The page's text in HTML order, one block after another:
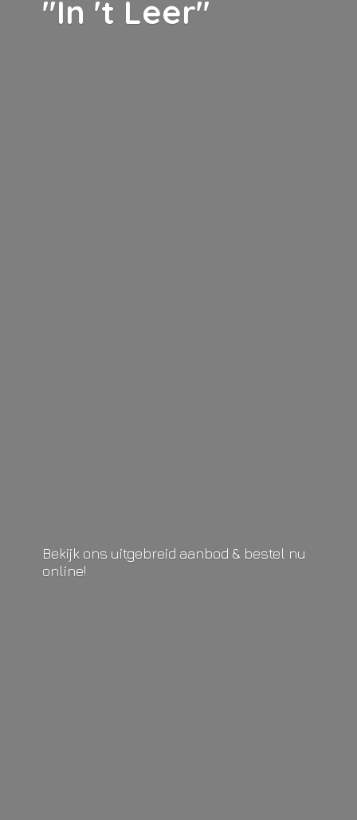
"In 't Leer"
Bekijk ons uitgebreid aanbod & bestel nu
online!